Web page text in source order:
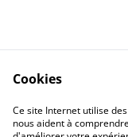
Contact
Privacy
Cookies
Ce site Internet utilise
nous aident à